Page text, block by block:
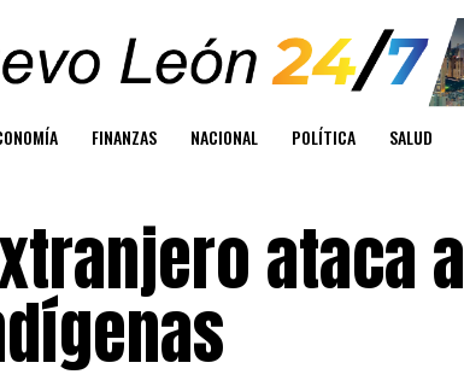
FINANZAS NACIONAL POLÍTICA SALUD
ataca a